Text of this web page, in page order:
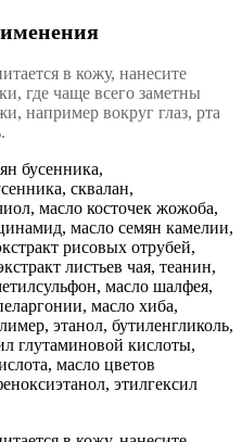
в кожу, нанесите
где чаще всего заметны
например вокруг глаз, рта
бусенника,
сквалан,
масло косточек жожоба,
масло семян камелии,
рисовых отрубей,
листьев чая, теанин,
масло шалфея,
масло хиба,
этанол, бутиленгликоль,
глутаминовой кислоты,
масло цветов
этилгексил